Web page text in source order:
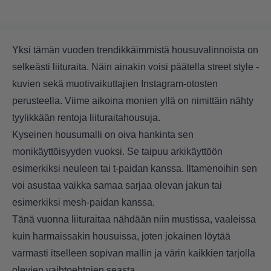
Yksi tämän vuoden trendikkäimmistä housuvalinnoista on
selkeästi liituraita. Näin ainakin voisi päätella street style -
kuvien sekä muotivaikuttajien Instagram-otosten
perusteella. Viime aikoina monien yllä on nimittäin nähty
tyylikkään rentoja liituraitahousuja.
Kyseinen housumalli on oiva hankinta sen
monikäyttöisyyden vuoksi. Se taipuu arkikäyttöön
esimerkiksi neuleen tai t-paidan kanssa. Iltamenoihin sen
voi asustaa vaikka samaa sarjaa olevan jakun tai
esimerkiksi mesh-paidan kanssa.
Tänä vuonna liituraitaa nähdään niin mustissa, vaaleissa
kuin harmaissakin housuissa, joten jokainen löytää
varmasti itselleen sopivan mallin ja värin kaikkien tarjolla